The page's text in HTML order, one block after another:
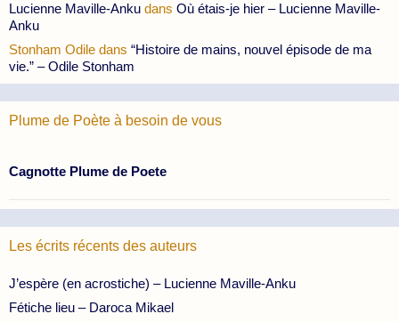
Lucienne Maville-Anku dans Où étais-je hier – Lucienne Maville-
Anku
Stonham Odile dans “Histoire de mains, nouvel épisode de ma
vie.” – Odile Stonham
Plume de Poète à besoin de vous
Cagnotte Plume de Poete
Les écrits récents des auteurs
J’espère (en acrostiche) – Lucienne Maville-Anku
Fétiche lieu – Daroca Mikael